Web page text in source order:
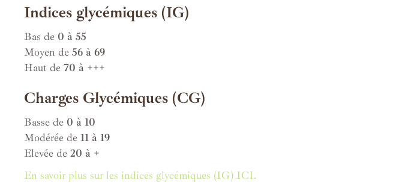
Indices glycémiques (IG)
Bas de 0 à 55
Moyen de 56 à 69
Haut de 70 à +++
Charges Glycémiques (CG)
Basse de 0 à 10
Modérée de 11 à 19
Elevée de 20 à +
En savoir plus sur les indices glycémiques (IG) ICI.